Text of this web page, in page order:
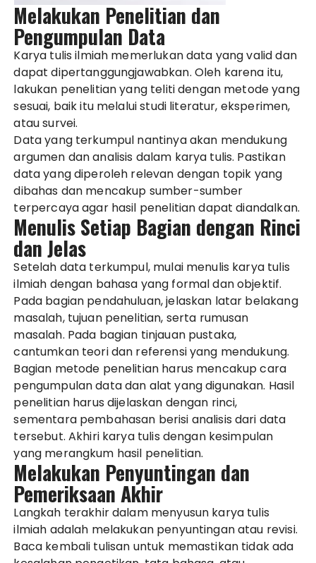
Melakukan Penelitian dan
Pengumpulan Data
Karya tulis ilmiah memerlukan data yang valid dan
dapat dipertanggungjawabkan. Oleh karena itu,
lakukan penelitian yang teliti dengan metode yang
sesuai, baik itu melalui studi literatur, eksperimen,
atau survei.
Data yang terkumpul nantinya akan mendukung
argumen dan analisis dalam karya tulis. Pastikan
data yang diperoleh relevan dengan topik yang
dibahas dan mencakup sumber-sumber
terpercaya agar hasil penelitian dapat diandalkan.
Menulis Setiap Bagian dengan Rinci
dan Jelas
Setelah data terkumpul, mulai menulis karya tulis
ilmiah dengan bahasa yang formal dan objektif.
Pada bagian pendahuluan, jelaskan latar belakang
masalah, tujuan penelitian, serta rumusan
masalah. Pada bagian tinjauan pustaka,
cantumkan teori dan referensi yang mendukung.
Bagian metode penelitian harus mencakup cara
pengumpulan data dan alat yang digunakan. Hasil
penelitian harus dijelaskan dengan rinci,
sementara pembahasan berisi analisis dari data
tersebut. Akhiri karya tulis dengan kesimpulan
yang merangkum hasil penelitian.
Melakukan Penyuntingan dan
Pemeriksaan Akhir
Langkah terakhir dalam menyusun karya tulis
ilmiah adalah melakukan penyuntingan atau revisi.
Baca kembali tulisan untuk memastikan tidak ada